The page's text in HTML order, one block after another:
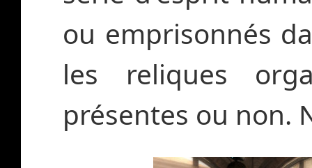
ou emprisonnés
les reliques
présentes ou non.